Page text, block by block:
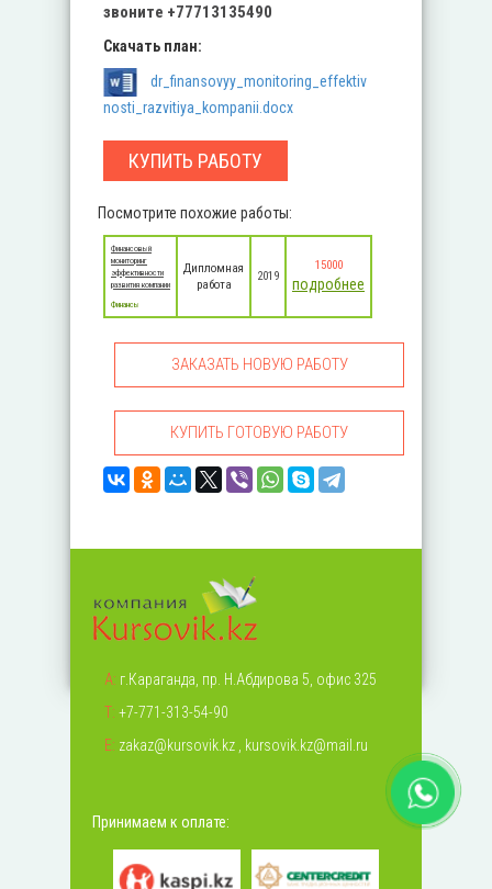
звоните +77713135490
Скачать план:
dr_finansovyy_monitoring_effektiv
nosti_razvitiya_kompanii.docx
КУПИТЬ РАБОТУ
Посмотрите похожие работы:
Финансовый
мониторинг
эффективности
развития компании
Финансы
Дипломная
работа
2019
15000
подробнее
ЗАКАЗАТЬ НОВУЮ РАБОТУ
КУПИТЬ ГОТОВУЮ РАБОТУ
А: г.Караганда, пр. Н.Абдирова 5, офис 325
Т: +7-771-313-54-90
Е: zakaz@kursovik.kz kursovik.kz@mail.ru
Принимаем к оплате: